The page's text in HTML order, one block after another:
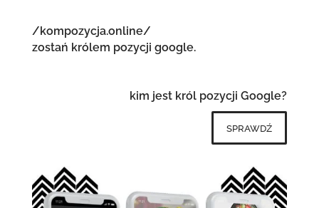
/kompozycja.online/
zostań królem pozycji google.
kim jest król pozycji Google?
sprawdź